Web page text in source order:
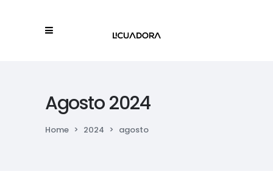
Agosto 2024
Home > 2024 > agosto